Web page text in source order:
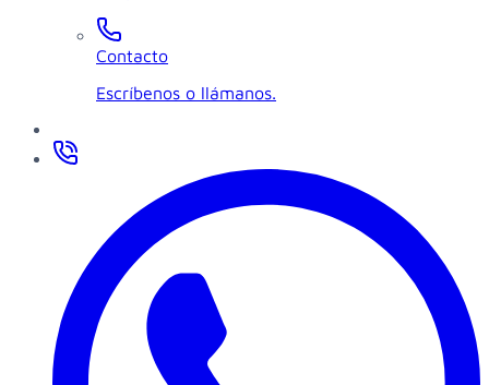
Contacto
Escríbenos o llámanos.